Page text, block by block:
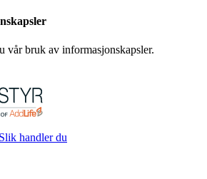
vår bruk av informasjonskapsler.
Slik handler du